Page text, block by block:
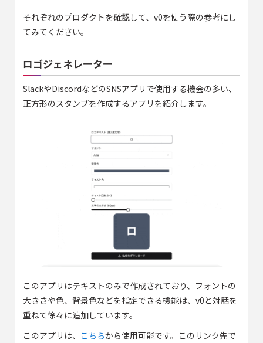
それぞれのプロダクトを確認して、v0を使う際の参考にし
てみてください。
ロゴジェネレーター
SlackやDiscordなどのSNSアプリで使用する機会の多い、
正方形のスタンプを作成するアプリを紹介します。
このアプリはテキストのみで作成されており、フォントの
大きさや色、背景色などを指定できる機能は、v0と対話を
重ねて徐々に追加しています。
このアプリは、 こちらから使用可能です。このリンク先で